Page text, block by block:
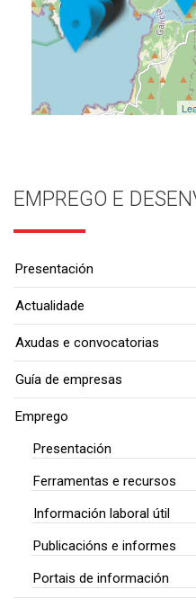
EMPREGO E
Presentación
Actualidade
Axudas e convocatorias
Guía de empresas
Emprego
Presentación
Ferramentas e recursos
Información laboral útil
Publicacións e informes
Portais de información